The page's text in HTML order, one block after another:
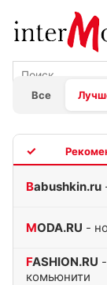
Все
Babushkin.ru
MODA.RU -
FASHION.RU
комьюнити